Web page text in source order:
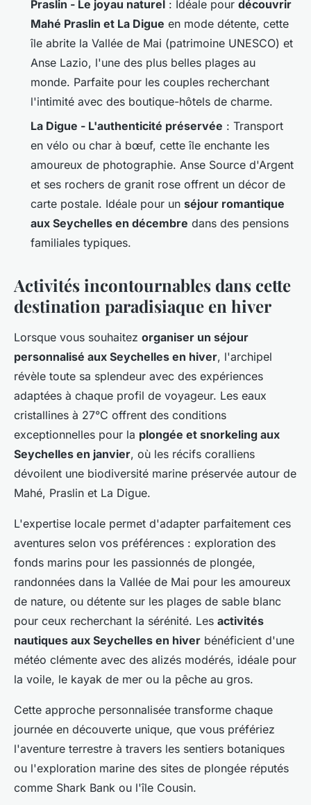
Praslin - Le joyau naturel : Idéale pour découvrir
Mahé Praslin et La Digue en mode détente, cette
île abrite la Vallée de Mai (patrimoine UNESCO) et
Anse Lazio, l'une des plus belles plages au
monde. Parfaite pour les couples recherchant
l'intimité avec des boutique-hôtels de charme.
La Digue - L'authenticité préservée : Transport
en vélo ou char à bœuf, cette île enchante les
amoureux de photographie. Anse Source d'Argent
et ses rochers de granit rose offrent un décor de
carte postale. Idéale pour un séjour romantique
aux Seychelles en décembre dans des pensions
familiales typiques.
Activités incontournables dans cette
destination paradisiaque en hiver
Lorsque vous souhaitez organiser un séjour
personnalisé aux Seychelles en hiver, l'archipel
révèle toute sa splendeur avec des expériences
adaptées à chaque profil de voyageur. Les eaux
cristallines à 27°C offrent des conditions
exceptionnelles pour la plongée et snorkeling aux
Seychelles en janvier, où les récifs coralliens
dévoilent une biodiversité marine préservée autour de
Mahé, Praslin et La Digue.
L'expertise locale permet d'adapter parfaitement ces
aventures selon vos préférences : exploration des
fonds marins pour les passionnés de plongée,
randonnées dans la Vallée de Mai pour les amoureux
de nature, ou détente sur les plages de sable blanc
pour ceux recherchant la sérénité. Les activités
nautiques aux Seychelles en hiver bénéficient d'une
météo clémente avec des alizés modérés, idéale pour
la voile, le kayak de mer ou la pêche au gros.
Cette approche personnalisée transforme chaque
journée en découverte unique, que vous préfériez
l'aventure terrestre à travers les sentiers botaniques
ou l'exploration marine des sites de plongée réputés
comme Shark Bank ou l'île Cousin.